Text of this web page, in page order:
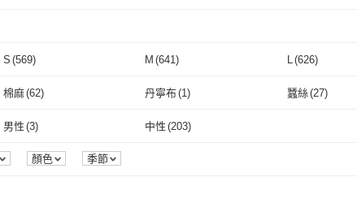
S (569) M (641) L (626)
24腰(61公分) 25腰(64公分) 26腰(66公分)
30腰(76公分) 31腰(79公分)
36腰(91公分)
S(569 M(641 L
24腰(61公分) 25腰(64公分)
30腰(76公分) (138)
棉麻(62) 丹寧布(1) 蠶絲(27)
嫘縈 (149 尼龍 (71)
尼龍/塑料( 1)
棉麻 丹寧布
嫘縈(149
男性 (3) 中性 (203)
男性(3)
顏色 季節